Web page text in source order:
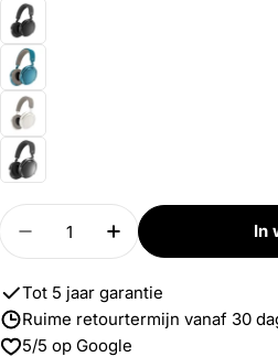
Aantal
Verlaag aantal voor
Verhoog aantal
In
Tot 5 jaar garantie
Ruime retourtermijn vanaf 30
5/5 op Google